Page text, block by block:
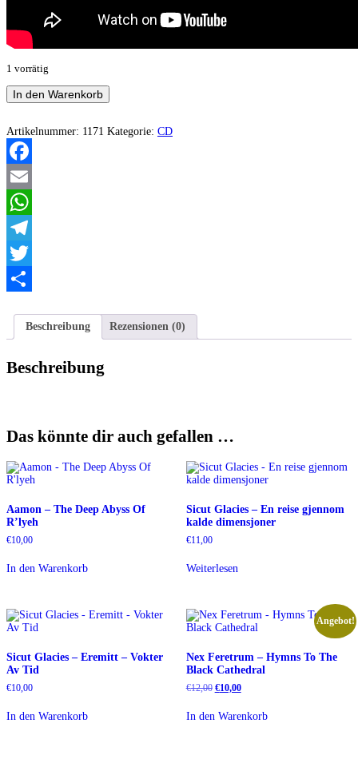
1 vorrätig
Anachronist
-
Fall
of
Opulence
EP
Menge
In den Warenkorb
Artikelnummer: 1171 Kategorie: CD
Facebook
Email
WhatsApp
Telegram
Twitter
Beschreibung
Rezensionen (0)
Beschreibung
Das könnte dir auch gefallen …
Aamon – The Deep Abyss Of
R’lyeh
€10,00
In den Warenkorb
Sicut Glacies – En reise gjennom
kalde dimensjoner
€11,00
Weiterlesen
Sicut Glacies – Eremitt – Vokter
Av Tid
€10,00
In den Warenkorb
Angebot!
Nex Feretrum – Hymns To The
Black Cathedral
€12,00 Ursprünglicher
war:
€12,00
€10,00Aktueller
ist:
€10,00.
In den Warenkorb